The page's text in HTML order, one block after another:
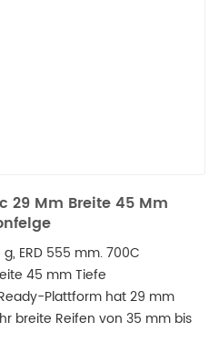
29 Mm Breite 45 Mm
ERD 555 mm. 700C
45 mm Tiefe
Plattform hat 29 mm
breite Reifen von 35 mm bis